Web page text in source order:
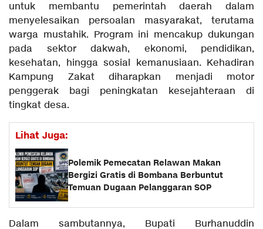
untuk membantu pemerintah daerah dalam
menyelesaikan persoalan masyarakat, terutama
warga mustahik. Program ini mencakup dukungan
pada sektor dakwah, ekonomi, pendidikan,
kesehatan, hingga sosial kemanusiaan. Kehadiran
Kampung Zakat diharapkan menjadi motor
penggerak bagi peningkatan kesejahteraan di
tingkat desa.
Lihat Juga:
Polemik Pemecatan Relawan Makan
Bergizi Gratis di Bombana Berbuntut
Temuan Dugaan Pelanggaran SOP
Dalam sambutannya, Bupati Burhanuddin